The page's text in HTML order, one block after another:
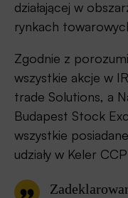
działającej w
rynkach
Zgodnie z
wszystkie akcje w
trade Solutions, a
Budapest Stock
wszystkie
udziały w Keler